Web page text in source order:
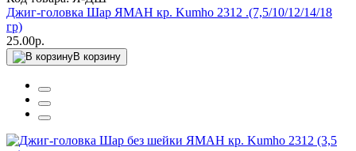
Джиг-головка Шар ЯМАН кр. Kumho 2312 .(7,5/10/12/14/18
гр)
25.00р.
В корзину